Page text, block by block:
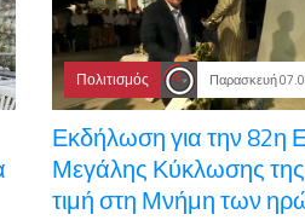
Πολιτισμός Παρασκευή
Εκδήλωση για την 82η
Μεγάλης Κύκλωσης
τιμή στη Μνήμη των